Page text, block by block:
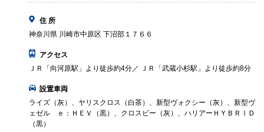
住 所
神奈川県 川崎市中原区 下沼部１７６６
アクセス
ＪＲ「向河原駅」より徒歩約4分／ ＪＲ「武蔵小杉駅」より徒歩約8分
設置車両
ライズ（灰）、ヤリスクロス（白茶）、新型ヴォクシー（灰）、新型ヴ
ェゼル ｅ：ＨＥＶ（黒）、クロスビー（灰）、ハリアーＨＹＢＲＩＤ
（黒）